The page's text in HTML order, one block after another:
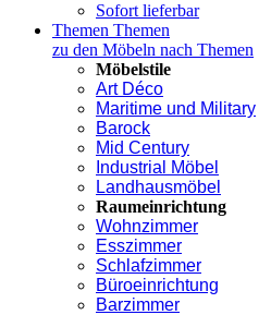
Sofort lieferbar
Themen Themen
zu den Möbeln nach Themen
Möbelstile
Art Déco
Maritime und Military
Barock
Mid Century
Industrial Möbel
Landhausmöbel
Raumeinrichtung
Wohnzimmer
Esszimmer
Schlafzimmer
Büroeinrichtung
Barzimmer